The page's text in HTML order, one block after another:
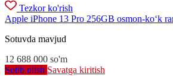
Tezkor ko'rish
Apple iPhone 13 Pro 256GB osmon-ko‘k
Sotuvda mavjud
12 688 000 so'm
Sotib olish Savatga kiritish